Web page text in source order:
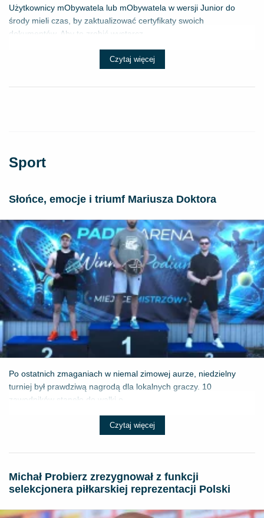
Użytkownicy mObywatela lub mObywatela w wersji Junior do
środy mieli czas, by zaktualizować certyfikaty swoich
dokumentów. Aby to zrobić wystarcz...
Czytaj więcej
Sport
Słońce, emocje i triumf Mariusza Doktora
Po ostatnich zmaganiach w niemal zimowej aurze, niedzielny
turniej był prawdziwą nagrodą dla lokalnych graczy. 10
zawodników stanęło do walki o ...
Czytaj więcej
Michał Probierz zrezygnował z funkcji
selekcjonera piłkarskiej reprezentacji Polski